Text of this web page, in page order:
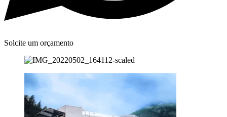
Solcite um orçamento